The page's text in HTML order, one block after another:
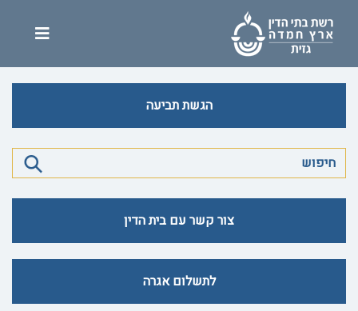
הגשת תביעה
צור קשר עם בית הדין
לתשלום אגרה